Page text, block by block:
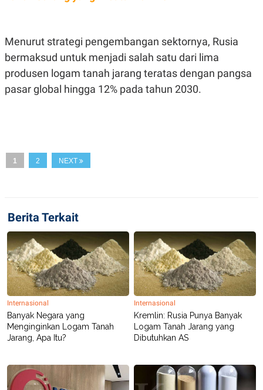
A
M
N
T
E
R
T
A
KANAL
P
U
S
A
T
D
A
T
A
I
M
A
G
E
S
K
T
A
N
L
S
U
Menurut strategi pengembangan sektornya, Rusia
bermaksud untuk menjadi salah satu dari lima
produsen logam tanah jarang teratas dengan pangsa
pasar global hingga 12% pada tahun 2030.
1 2 NEXT
Berita Terkait
Internasional
Banyak Negara yang
Menginginkan Logam Tanah
Jarang, Apa Itu?
Internasional
Kremlin: Rusia Punya Banyak
Logam Tanah Jarang yang
Dibutuhkan AS